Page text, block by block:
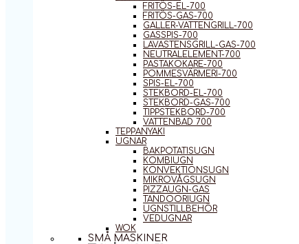
FRITÖS-EL-700
FRITÖS-GAS-700
GALLER-VATTENGRILL-700
GASSPIS-700
LAVASTENSGRILL-GAS-700
NEUTRALELEMENT-700
PASTAKOKARE-700
POMMESVÄRMERI-700
SPIS-EL-700
STEKBORD-EL-700
STEKBORD-GAS-700
TIPPSTEKBORD-700
VATTENBAD 700
TEPPANYAKI
UGNAR
BAKPOTATISUGN
KOMBIUGN
KONVEKTIONSUGN
MIKROVÅGSUGN
PIZZAUGN-GAS
TANDOORIUGN
UGNSTILLBEHÖR
VEDUGNAR
WOK
SMÅ MASKINER